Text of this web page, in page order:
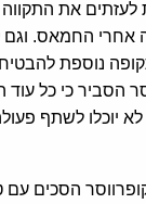
לעזתים את
אחרי החמאס.
נוספת
הסביר כי כל עוד
יוכלו לשתף
הסכים עם